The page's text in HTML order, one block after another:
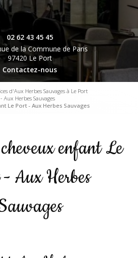
02 62 43 45 45
de la Commune de Paris
97420 Le Port
Contactez-nous
d'Aux Herbes Sauvages à Le Port
Herbes Sauvages
Le Port - Aux Herbes Sauvages
enfant Le
Aux Herbes